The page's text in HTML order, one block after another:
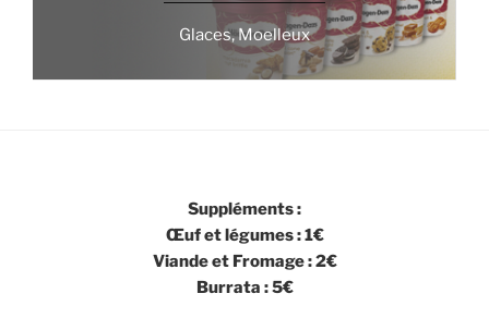
Glaces, Moelleux
Suppléments :
Œuf et légumes : 1€
Viande et Fromage : 2€
Burrata : 5€